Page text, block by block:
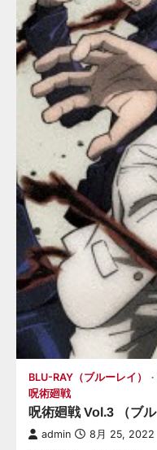
BLU-RAY（ブルーレイ）
呪術廻戦
呪術廻戦 Vol.3 （ブル
admin 8月 25, 2022